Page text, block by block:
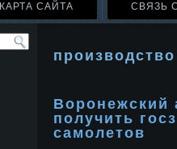
КАРТА САЙТА СВЯЗЬ
производство
Воронежский
получить
самолетов